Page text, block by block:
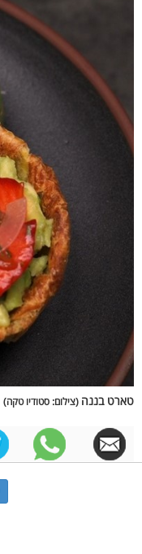
טארט בננה (צילום: סטודיו טקה)